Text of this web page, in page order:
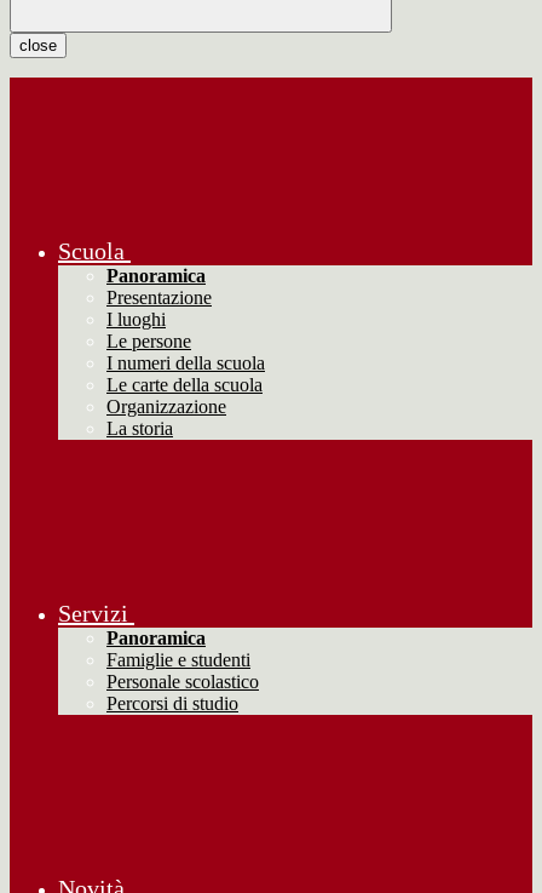
close
Scuola
Panoramica
Presentazione
I luoghi
Le persone
I numeri della scuola
Le carte della scuola
Organizzazione
La storia
Servizi
Panoramica
Famiglie e studenti
Personale scolastico
Percorsi di studio